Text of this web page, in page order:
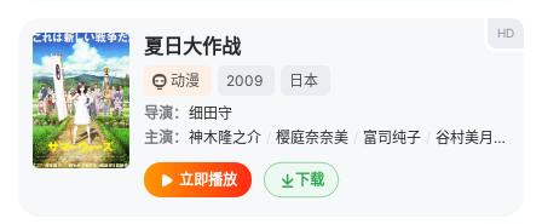
HD
夏日大作战
动漫 2009
日本
导演： 细田守
主演： 神木隆之介 / 樱庭奈奈美 / 富司纯子 / 谷村美月 /
立即播放 下载